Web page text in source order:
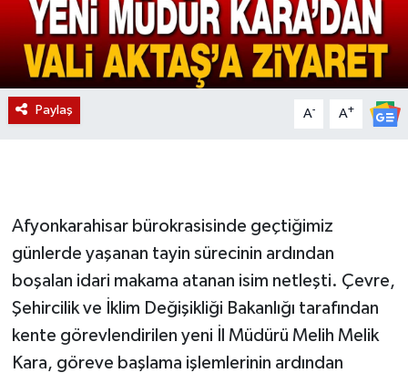
Paylaş A- A+
Afyonkarahisar bürokrasisinde geçtiğimiz
günlerde yaşanan tayin sürecinin ardından
boşalan idari makama atanan isim netleşti. Çevre,
Şehircilik ve İklim Değişikliği Bakanlığı tarafından
kente görevlendirilen yeni İl Müdürü Melih Melik
Kara, göreve başlama işlemlerinin ardından